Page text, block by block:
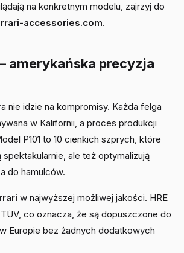
na konkretnym modelu, zajrzyj do
accessories.com.
– amerykańska precyzja
nie idzie na kompromisy. Każda felga
w Kalifornii, a proces produkcji
P101 to 10 cienkich szprych, które
ale też optymalizują
do hamulców.
w najwyższej możliwej jakości. HRE
co oznacza, że są dopuszczone do
Europie bez żadnych dodatkowych